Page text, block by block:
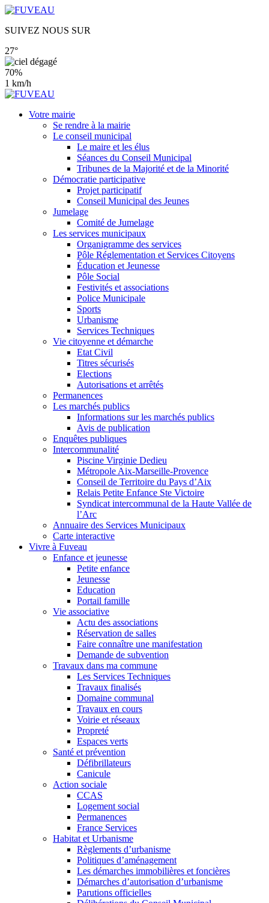
SUIVEZ NOUS SUR
27°
70%
1 km/h
Votre mairie
Se rendre à la mairie
Le conseil municipal
Le maire et les élus
Séances du Conseil Municipal
Tribunes de la Majorité et de la Minorité
Démocratie participative
Projet participatif
Conseil Municipal des Jeunes
Jumelage
Comité de Jumelage
Les services municipaux
Organigramme des services
Pôle Réglementation et Services Citoyens
Éducation et Jeunesse
Pôle Social
Festivités et associations
Police Municipale
Sports
Urbanisme
Services Techniques
Vie citoyenne et démarche
Etat Civil
Titres sécurisés
Elections
Autorisations et arrêtés
Permanences
Les marchés publics
Informations sur les marchés publics
Avis de publication
Enquêtes publiques
Intercommunalité
Piscine Virginie Dedieu
Métropole Aix-Marseille-Provence
Conseil de Territoire du Pays d’Aix
Relais Petite Enfance Ste Victoire
Syndicat intercommunal de la Haute Vallée de
l’Arc
Annuaire des Services Municipaux
Carte interactive
Vivre à Fuveau
Enfance et jeunesse
Petite enfance
Jeunesse
Education
Portail famille
Vie associative
Actu des associations
Réservation de salles
Faire connaître une manifestation
Demande de subvention
Travaux dans ma commune
Les Services Techniques
Travaux finalisés
Domaine communal
Travaux en cours
Voirie et réseaux
Propreté
Espaces verts
Santé et prévention
Défibrillateurs
Canicule
Action sociale
CCAS
Logement social
Permanences
France Services
Habitat et Urbanisme
Règlements d’urbanisme
Politiques d’aménagement
Les démarches immobilières et foncières
Démarches d’autorisation d’urbanisme
Parutions officielles